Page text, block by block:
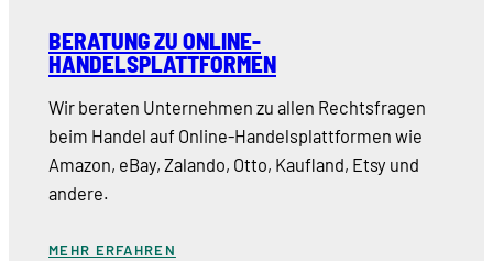
BERATUNG ZU ONLINE-
HANDELSPLATTFORMEN
Wir beraten Unternehmen zu allen Rechtsfragen
beim Handel auf Online-Handelsplattformen wie
Amazon, eBay, Zalando, Otto, Kaufland, Etsy und
andere.
MEHR ERFAHREN